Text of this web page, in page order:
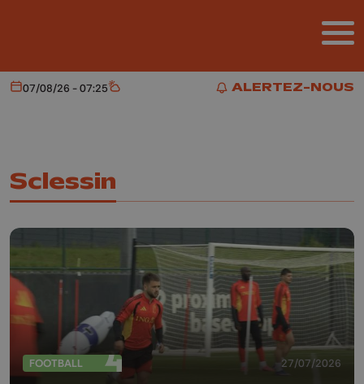
ALERTEZ-NOUS
ALERTEZ-NOUS
Aujourd'hui
07/08/26 - 07:25 Météo
Sclessin
FOOTBALL 27/07/2026